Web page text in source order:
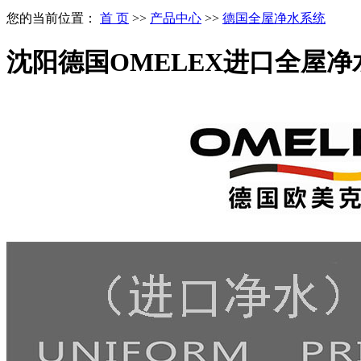
您的当前位置： 首 页 >> 产品中心 >> 德国全屋净水系统
沈阳德国OMELEX进口全屋净